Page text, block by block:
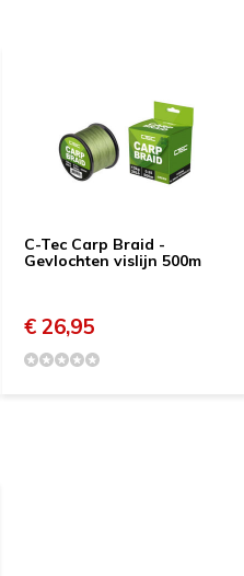
C-Tec Carp Braid -
Gevlochten vislijn 500m
€ 26,95